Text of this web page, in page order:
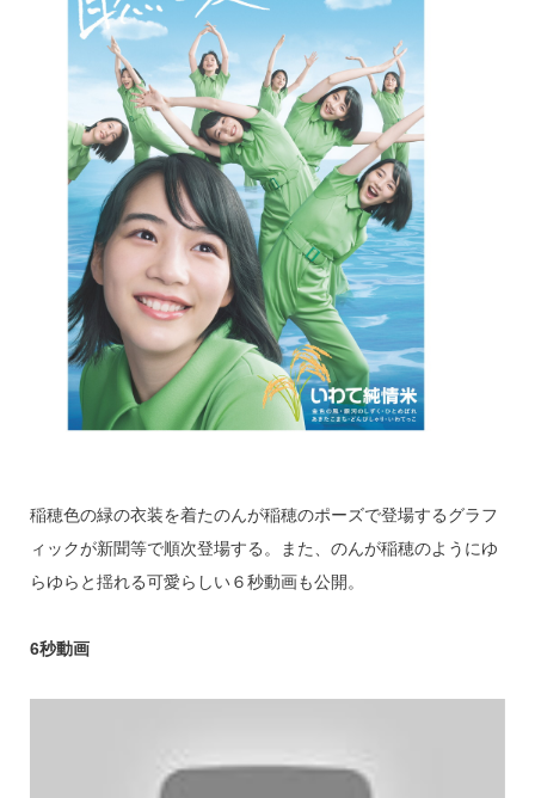
稲穂色の緑の衣装を着たのんが稲穂のポーズで登場するグラフ
ィックが新聞等で順次登場する。また、のんが稲穂のようにゆ
らゆらと揺れる可愛らしい６秒動画も公開。
6秒動画